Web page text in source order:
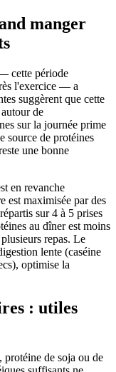
manger
cette période
l'exercice — a
suggèrent que cette
de
sur la journée prime
source de protéines
une bonne
en revanche
est maximisée par des
sur 4 à 5 prises
au dîner est moins
repas. Le
lente (caséine
optimise la
: utiles
protéine de soja ou de